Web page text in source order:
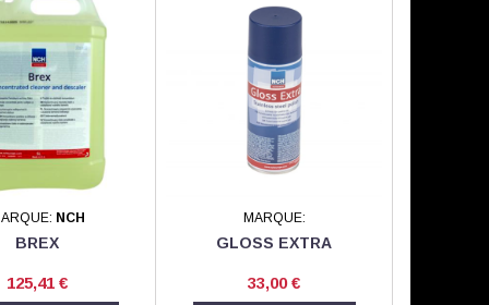
NCH
BREX
Prix
125,41 €
MARQUE:
GLOSS EXTRA
Prix
33,00 €